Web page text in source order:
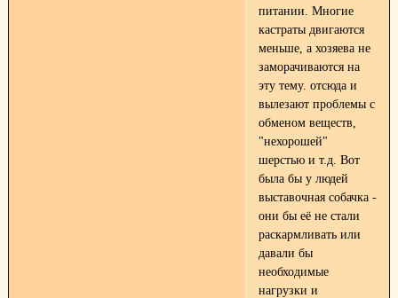
питании. Многие
кастраты двигаются
меньше, а хозяева не
заморачиваются на
эту тему. отсюда и
вылезают проблемы с
обменом веществ,
"нехорошей"
шерстью и т.д. Вот
была бы у людей
выставочная собачка -
они бы её не стали
раскармливать или
давали бы
необходимые
нагрузки и